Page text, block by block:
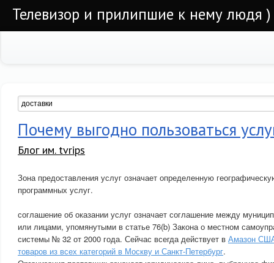
Телевизор и прилипшие к нему людя )
Почему выгодно пользоваться
Блог им. tvrips
Зона предоставления услуг означает определенную
программных услуг.
соглашение об оказании услуг означает соглашение между
или лицами, упомянутыми в статье 76(b) Закона о местном
системы № 32 от 2000 года. Сейчас всегда действует в Амазон
товаров из всех категорий в Москву и Санкт-Петербург.